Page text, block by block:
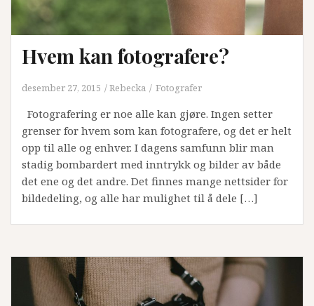
Hvem kan fotografere?
desember 27, 2015 Rebecka Fotografer
Fotografering er noe alle kan gjøre. Ingen setter
grenser for hvem som kan fotografere, og det er helt
opp til alle og enhver. I dagens samfunn blir man
stadig bombardert med inntrykk og bilder av både
det ene og det andre. Det finnes mange nettsider for
bildedeling, og alle har mulighet til å dele […]